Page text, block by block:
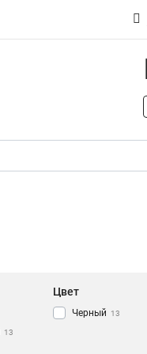
13
Цвет
Черный 13